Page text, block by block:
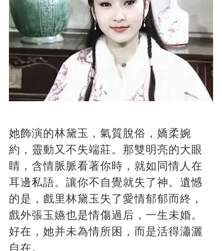
她飾演的林黛玉，氣質脫俗，嬌柔婉
約，靈動又不失端莊。那雙明亮的大眼
睛，含情脈脈看著你時，就如同情人在
耳邊私語。讓你不自覺就失了神。遺憾
的是，戲里林黛玉失了愛情郁郁而終，
戲外張玉嬿也是情傷過后，一生未婚。
好在，她并未為情所困，而是活得瀟灑
自在。